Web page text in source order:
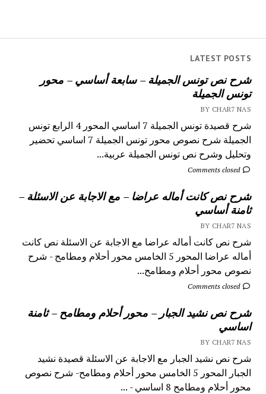
LATEST POSTS
شرح نص تونس الجميلة – سابعة أساسي – محور
تونس الجميلة
BY CHAR7 NAS
شرح قصيدة تونس الجميلة 7 اساسي المحور 4 الرابع تونس
الجميلة شرح نصوص محور تونس الجميلة 7 اساسي تحضير
وتحليل وشرح نص تونس الجميلة عربية...
Comments closed
شرح نص كانت أماله عراضا – مع الاجابة عن الاسئلة –
ثامنة أساسي
BY CHAR7 NAS
شرح نص كانت أماله عراضا مع الاجابة عن الاسئلة نص كانت
أماله عراضا المحور 5 الخامس محور أحلام ومطامح - شرح
نصوص محور أحلام ومطامح...
Comments closed
شرح نص نشيد الجبار – محور أحلام ومطامح – ثامنة
اساسي
BY CHAR7 NAS
شرح نص نشيد الجبار مع الاجابة عن الاسئلة قصيدة نشيد
الجبار المحور 5 الخامس محور أحلام ومطامح- شرح نصوص
محور أحلام ومطامح 8 اساسي - ...